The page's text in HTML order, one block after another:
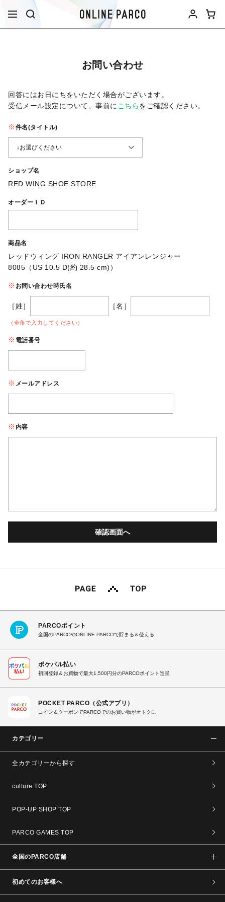
お問い合わせ
回答にはお日にちをいただく場合がございます。
受信メール設定について、事前に こちらをご確認ください。​
件名(タイトル)
ショップ名
RED WING SHOE STORE
オーダーＩＤ
商品名
レッドウィング IRON RANGER アイアンレンジャー
8085（US 10.5 D(約 28.5 cm)）
お問い合わせ時氏名
［姓］ ［名］
（全角で入力してください）
電話番号
メールアドレス
内容
PARCOポイント
全国のPARCOやONLINE PARCOで貯まる＆使える
ポケパル払い
初回登録＆お買物で最大1,500円分のPARCOポイント進呈
POCKET PARCO（公式アプリ）
コイン＆クーポンでPARCOでのお買い物がオトクに
カテゴリー
全カテゴリーから探す
culture TOP
POP-UP SHOP TOP
PARCO GAMES TOP
全国のPARCO店舗
初めてのお客様へ